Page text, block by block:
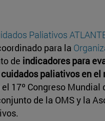
Paliativos
para la
de indicadores para
paliativos en el
17º Congreso Mundial
de la OMS y la